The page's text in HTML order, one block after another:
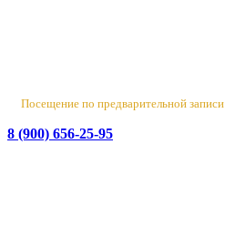
Посещение по предварительной записи
8 (900) 656-25-95